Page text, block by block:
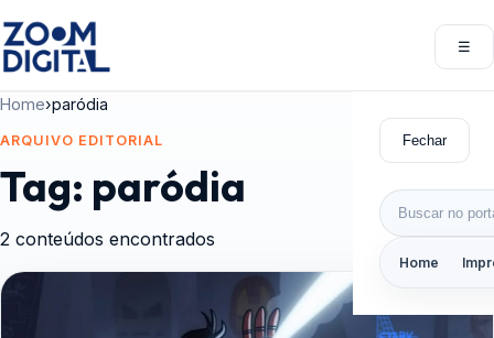
☰
Fechar
Buscar por:
Home
Home›paródia
ARQUIVO EDITORIAL
Tag: paródia
2 conteúdos encontrados